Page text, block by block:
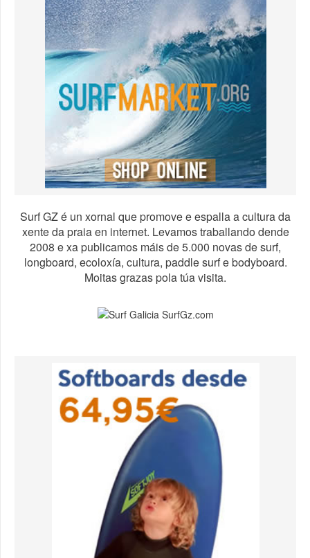
Surf GZ é un xornal que promove e espalla a cultura da
xente da praia en internet. Levamos traballando dende
2008 e xa publicamos máis de 5.000 novas de surf,
longboard, ecoloxía, cultura, paddle surf e bodyboard.
Moitas grazas pola túa visita.